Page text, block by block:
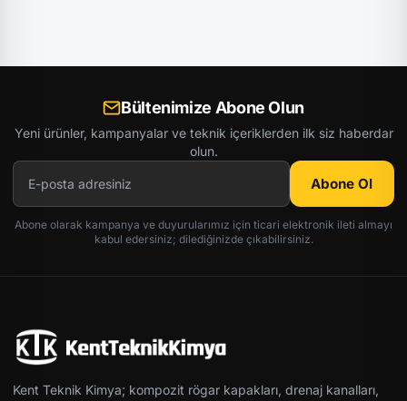
Bültenimize Abone Olun
Yeni ürünler, kampanyalar ve teknik içeriklerden ilk siz haberdar
olun.
Abone Ol
Abone olarak kampanya ve duyurularımız için ticari elektronik ileti almayı
kabul edersiniz; dilediğinizde çıkabilirsiniz.
Kent Teknik Kimya; kompozit rögar kapakları, drenaj kanalları,